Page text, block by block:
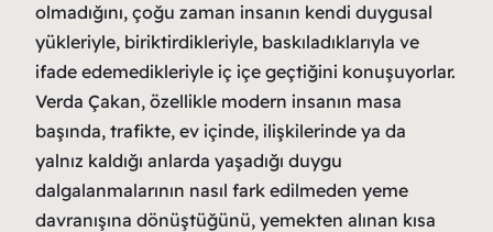
olmadığını, çoğu zaman insanın kendi duygusal
yükleriyle, biriktirdikleriyle, baskıladıklarıyla ve
ifade edemedikleriyle iç içe geçtiğini konuşuyorlar.
Verda Çakan, özellikle modern insanın masa
başında, trafikte, ev içinde, ilişkilerinde ya da
yalnız kaldığı anlarda yaşadığı duygu
dalgalanmalarının nasıl fark edilmeden yeme
davranışına dönüştüğünü, yemekten alınan kısa